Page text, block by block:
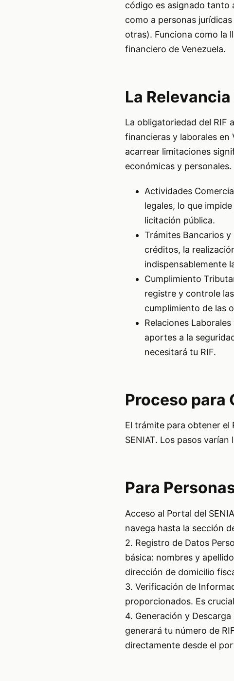
código es asignado tanto
como a personas
otras). Funciona como la
financiero de Venezuela.
La
La obligatoriedad del RIF
financieras y laborales en
acarrear limitaciones
económicas y personales.
Actividades
legales, lo que
licitación pública.
Trámites Bancarios
créditos, la
indispensablemente
Cumplimiento
registre y controle
cumplimiento de las
Relaciones
aportes a la
necesitará tu RIF.
Proceso para
El trámite para obtener el
SENIAT. Los pasos
Para
Acceso al Portal del
navega hasta la sección
2. Registro de Datos
básica: nombres y
dirección de domicilio
3. Verificación de
proporcionados. Es
4. Generación y
generará tu número de
directamente desde el